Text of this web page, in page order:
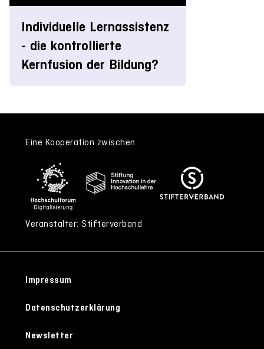
Individuelle Lernassistenz
- die kontrollierte
Kernfusion der Bildung?
Eine Kooperation zwischen
Veranstalter: Stifterverband
Impressum
Datenschutzerklärung
Newsletter